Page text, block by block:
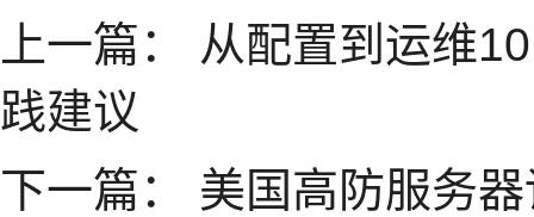
上一篇：
从配置到运维
践建议
下一篇：
美国高防服务